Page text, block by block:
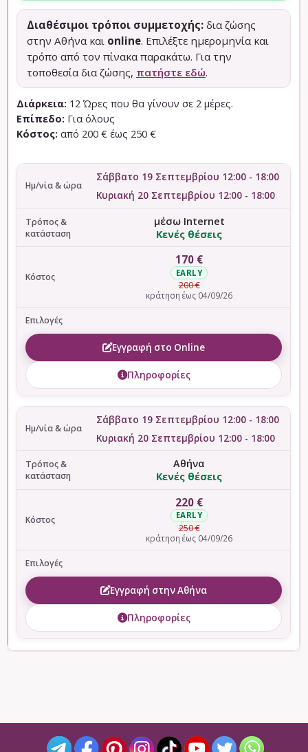
Διαθέσιμοι τρόποι συμμετοχής:δια ζώσης
στην Αθήνα και online. Επιλέξτε ημερομηνία και
τρόπο από τον πίνακα παρακάτω. Για την
τοποθεσία δια ζώσης, πατήστε εδώ.
Διάρκεια: 12 Ώρες που θα γίνουν σε 2 μέρες.
Επίπεδο: Για όλους
Κόστος: από 200 € έως 250 €
Σάββατο 19 Σεπτεμβρίου 12:00 - 18:00
Κυριακή 20 Σεπτεμβρίου 12:00 - 18:00
μέσω Internet
Κενές θέσεις
170 €
EARLY
200 €
κράτηση έως 04/09/26
Εγγραφή στο Online
Πληροφορίες
Σάββατο 19 Σεπτεμβρίου 12:00 - 18:00
Κυριακή 20 Σεπτεμβρίου 12:00 - 18:00
Αθήνα
Κενές θέσεις
220 €
EARLY
250 €
κράτηση έως 04/09/26
Εγγραφή στην Αθήνα
Πληροφορίες